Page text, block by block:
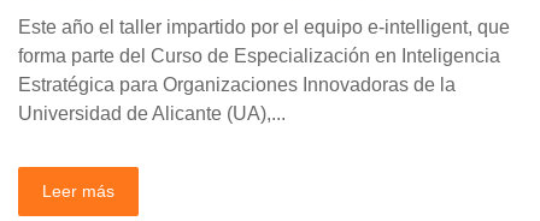
Este año el taller impartido por el equipo e-intelligent, que
forma parte del Curso de Especialización en Inteligencia
Estratégica para Organizaciones Innovadoras de la
Universidad de Alicante (UA),...
Leer más